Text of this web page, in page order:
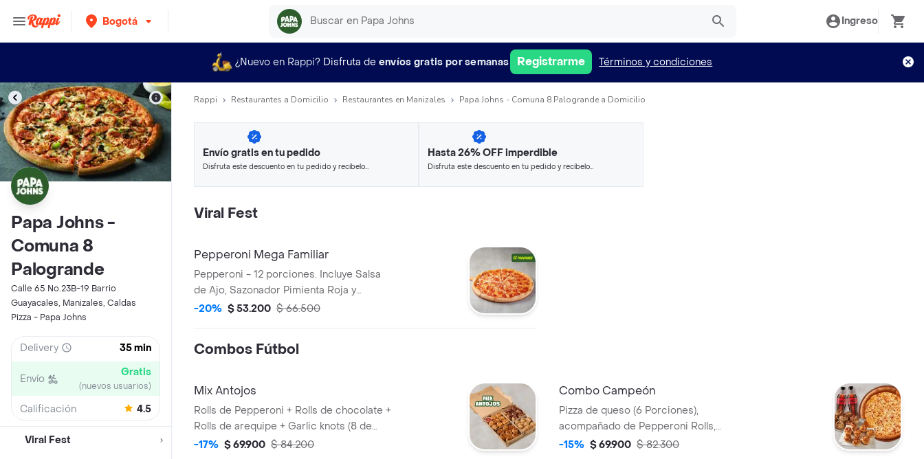
Bogotá Ingreso
¿Nuevo en Rappi? Disfruta de envíos gratis por semanas Registrarme Términos y condiciones
Papa Johns -
Comuna 8
Palogrande
Calle 65 No.23B-19 Barrio
Guayacales, Manizales, Caldas
Pizza - Papa Johns
Delivery 35 min
Envío Gratis
(nuevos usuarios)
Calificación 4.5
Viral Fest
Rappi Restaurantes a Domicilio Restaurantes en Manizales Papa Johns - Comuna 8 Palogrande a Domicilio
Envío gratis en tu pedido
Disfruta este descuento en tu pedido y recíbelo
Hasta 26% OFF imperdible
Disfruta este descuento en tu pedido y recíbelo
Viral Fest
Pepperoni Mega Familiar
Pepperoni - 12 porciones. Incluye Salsa
de Ajo, Sazonador Pimienta Roja y
Pepperoncini.
-20% $ 53.200 $ 66.500
Combos Fútbol
Mix Antojos
Rolls de Pepperoni + Rolls de chocolate +
Rolls de arequipe + Garlic knots (8 de
cada uno).
-17% $ 69.900 $ 84.200
Combo Campeón
Pizza de queso (6 Porciones),
acompañado de Pepperoni Rolls,
arequipe rolls y 2 Coca Cola (400ML).
-15% $ 69.900 $ 82.300